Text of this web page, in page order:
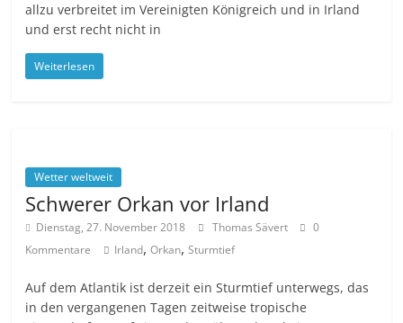
allzu verbreitet im Vereinigten Königreich und in Irland
und erst recht nicht in
Weiterlesen
Wetter weltweit
Schwerer Orkan vor Irland
Dienstag, 27. November 2018 Thomas Sävert
0
Kommentare
Irland,Orkan,Sturmtief
Auf dem Atlantik ist derzeit ein Sturmtief unterwegs, das
in den vergangenen Tagen zeitweise tropische